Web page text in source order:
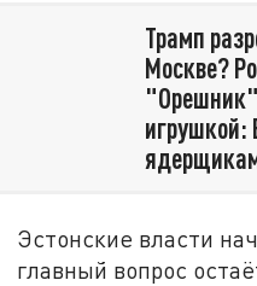
Трамп
Москве?
игрушкой:
Эстонские власти
главный вопрос